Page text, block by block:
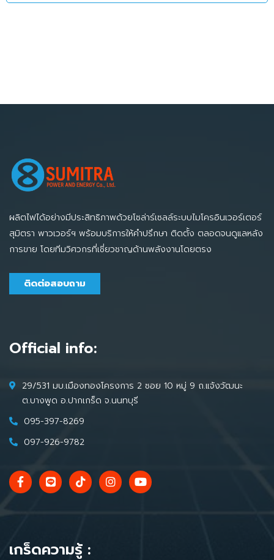
ผลิตไฟได้อย่างมีประสิทธิภาพด้วยโซล่าร์เซลล์ระบบไมโครอินเวอร์เตอร์
สุมิตรา พาวเวอร์ฯ พร้อมบริการให้คำปรึกษา ติดตั้ง ตลอดจนดูแลหลัง
การขาย โดยทีมวิศวกรที่เชี่ยวชาญด้านพลังงานโดยตรง
ติดต่อสอบถาม
Official info:
29/531 มบ.เมืองทองโครงการ 2 ซอย 10 หมู่ 9 ถ.แจ้งวัฒนะ
ต.บางพูด อ.ปากเกร็ด จ.นนทบุรี
095-397-8269
097-926-9782
เกร็ดความรู้ :